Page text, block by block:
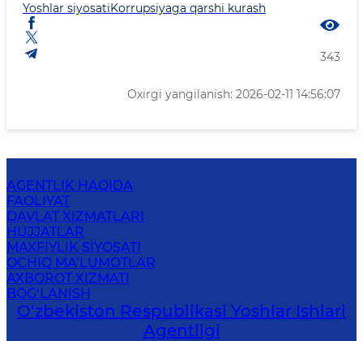
Yoshlar siyosatiKorrupsiyaga qarshi kurash
343
Oxirgi yangilanish: 2026-02-11 14:56:07
AGENTLIK HAQIDA
FAOLIYAT
DAVLAT XIZMATLARI
HUJJATLAR
MAXFIYLIK SIYOSATI
OCHIQ MA’LUMOTLAR
AXBOROT XIZMATI
BOG‘LANISH
O‘zbеkistоn Rеspublikаsi Yoshlar Ishlari
Agentligi